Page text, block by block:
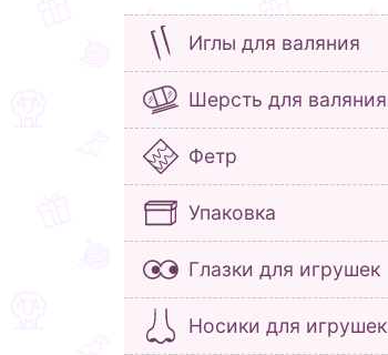
Иглы для валяния
Шерсть для валяния
Фетр
Упаковка
Глазки для игрушек
Носики для игрушек